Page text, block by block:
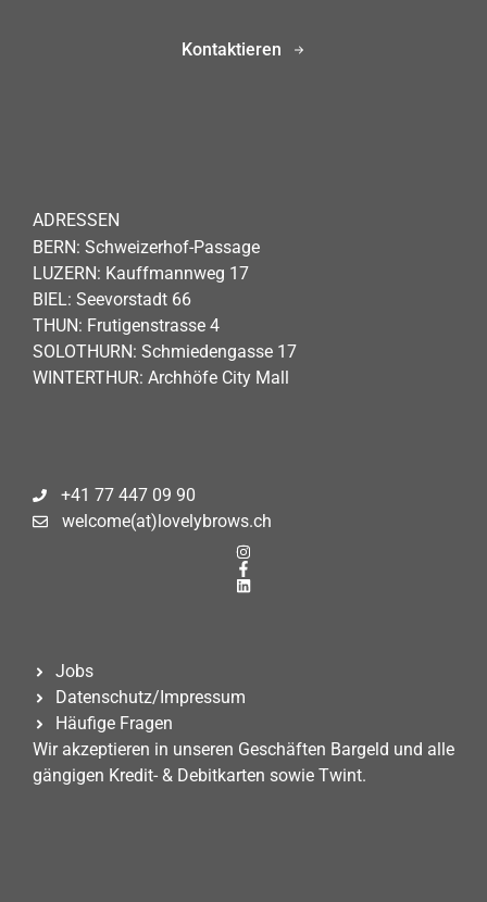
Kontaktieren
ADRESSEN
BERN: Schweizerhof-Passage
LUZERN: Kauffmannweg 17
BIEL: Seevorstadt 66
THUN: Frutigenstrasse 4
SOLOTHURN: Schmiedengasse 17
WINTERTHUR: Archhöfe City Mall
+41 77 447 09 90
welcome(at)lovelybrows.ch
Jobs
Datenschutz/Impressum
Häufige Fragen
Wir akzeptieren in unseren Geschäften Bargeld und alle
gängigen Kredit- & Debitkarten sowie Twint.